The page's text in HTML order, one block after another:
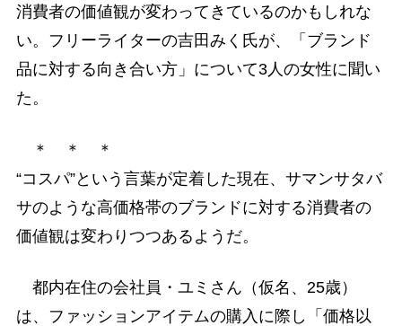
消費者の価値観が変わってきているのかもしれな
い。フリーライターの吉田みく氏が、「ブランド
品に対する向き合い方」について3人の女性に聞い
た。
＊ ＊ ＊
“コスパ”という言葉が定着した現在、サマンサタバ
サのような高価格帯のブランドに対する消費者の
価値観は変わりつつあるようだ。
都内在住の会社員・ユミさん（仮名、25歳）
は、ファッションアイテムの購入に際し「価格以